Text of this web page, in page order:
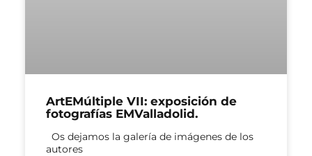
ArtEMúltiple VII: exposición de
fotografías EMValladolid.
Os dejamos la galería de imágenes de los
autores